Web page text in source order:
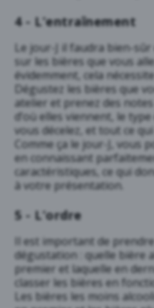
4 - L’entraînement
Le jour-J il faudra bien-
sur les bières que vous
évidemment, cela
Dégustez les bières que
atelier et prenez des
d’où elles viennent, le
vous décelez, et tout ce
Comme ça le jour-J, vous
en connaissant
caractéristiques, ce qui
à votre présentation.
5 - L’ordre
Il est important de
dégustation : quelle bière
premier et laquelle en
classer les bières en
Les bières les moins